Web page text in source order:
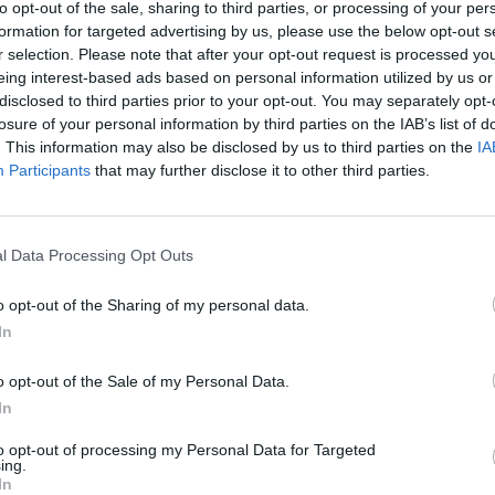
opt-out of the sale, sharing to third parties, or processing of your
for targeted advertising by us, please use the below opt-out
selection. Please note that after your opt-out request is processed
interest-based ads based on personal information utilized by us
to third parties prior to your opt-out. You may separately
of your personal information by third parties on the IAB’s list of
This information may also be disclosed by us to third parties on the
Participants that may further disclose it to other third parties.
Data Processing Opt Outs
opt-out of the Sharing of my personal data.
opt-out of the Sale of my Personal Data.
opt-out of processing my Personal Data for Targeted
τεχνικών κλιμακίων
ΟΙΚΟΝΟΜΙΑ
ΕΣΕΕ: Ακατάσχετος,
και μείωση υπερφορολόγησης
από τη ΔΕΘ
30/08/2017 - 03:00